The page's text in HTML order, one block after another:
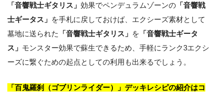
「音響戦士ギタリス」 効果でペンデュラムゾーンの 「音響戦
士ギータス」 を手札に戻しておけば、エクシーズ素材として
墓地に送られた
「音響戦士ギタリス」 を 「音響戦士ギータ
ス」 モンスター効果で蘇生できるため、手軽にランク3エクシ
ーズに繋ぐための起点としての利用も出来るでしょう。
「百鬼羅刹（ゴブリンライダー）」デッキレシピの紹介はコ